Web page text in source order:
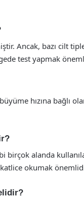
Ancak, bazı cilt
test yapmak
hızına bağlı
birçok alanda
okumak